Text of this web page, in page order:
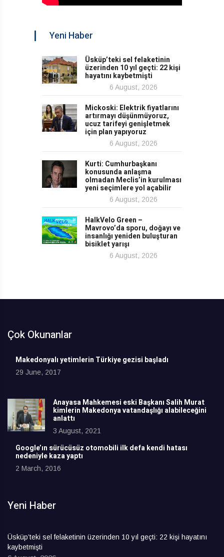
Yeni Haber
Üsküp’teki sel felaketinin
üzerinden 10 yıl geçti: 22 kişi
hayatını kaybetmişti
6 August, 2026
Mickoski: Elektrik fiyatlarını
artırmayı düşünmüyoruz,
ucuz tarifeyi genişletmek
için plan yapıyoruz
6 August, 2026
Kurti: Cumhurbaşkanı
konusunda anlaşma
olmadan Meclis’in kurulması
yeni seçimlere yol açabilir
6 August, 2026
HalkVelo Green –
Mavrovo’da sporu, doğayı ve
insanlığı yeniden buluşturan
bisiklet yarışı
6 August, 2026
Çok Okunanlar
Makedonyalı yetimlerin Türkiye gezisi başladı
29 June, 2017
Anayasa Mahkemesi eski Başkanı Salih Murat
kimlerin Makedonya vatandaşlığı alabileceğini
anlattı
3 August, 2021
Google’ın sürücüsüz otomobili ilk defa kendi hatası
nedeniyle kaza yaptı
2 March, 2016
Yeni Haber
Üsküp’teki sel felaketinin üzerinden 10 yıl geçti: 22 kişi hayatını
kaybetmişti